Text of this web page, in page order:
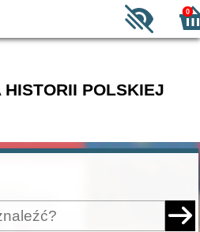
0
POLSKIEJ